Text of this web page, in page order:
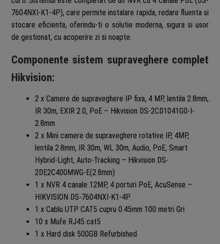
7604NXI-K1-4P), care permite instalare rapida, redare fluenta si
stocare eficienta, oferindu-ti o solutie moderna, sigura si usor
de gestionat, cu acoperire zi si noapte.
Componente sistem supraveghere complet
Hikvision:
2 x Camere de supraveghere IP fixa, 4 MP, lentila 2.8mm,
IR 30m, EXIR 2.0, PoE – Hikvision DS-2CD1041G0-I-
2.8mm
2 x Mini camere de supraveghere rotative IP, 4MP,
lentila 2.8mm, IR 30m, WL 30m, Audio, PoE, Smart
Hybrid-Light, Auto-Tracking – Hikvision DS-
2DE2C400MWG-E(2.8mm)
1 x NVR 4 canale 12MP, 4 porturi PoE, AcuSense –
HIKVISION DS-7604NXI-K1-4P
1 x Cablu UTP CAT5 cupru 0.45mm 100 metri Gri
10 x Mufe RJ45 cat5
1 x Hard disk 500GB Refurbished